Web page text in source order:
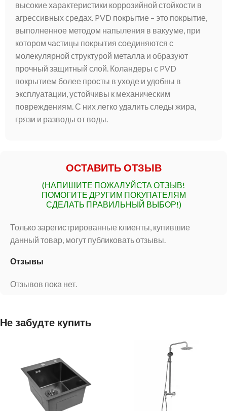
высокие характеристики коррозийной стойкости в
агрессивных средах. PVD покрытие – это покрытие,
выполненное методом напыления в вакууме, при
котором частицы покрытия соединяются с
молекулярной структурой металла и образуют
прочный защитный слой. Коландеры с PVD
покрытием более просты в уходе и удобны в
эксплуатации, устойчивы к механическим
повреждениям. С них легко удалить следы жира,
грязи и разводы от воды.
ОСТАВИТЬ ОТЗЫВ
(НАПИШИТЕ ПОЖАЛУЙСТА ОТЗЫВ!
ПОМОГИТЕ ДРУГИМ ПОКУПАТЕЛЯМ
СДЕЛАТЬ ПРАВИЛЬНЫЙ ВЫБОР!)
Отзывы
Отзывов пока нет.
Только зарегистрированные клиенты, купившие
данный товар, могут публиковать отзывы.
Не забудте купить